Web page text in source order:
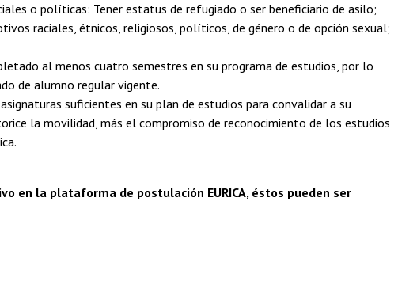
o políticas: Tener estatus de refugiado o ser beneficiario de asilo;
raciales, étnicos, religiosos, políticos, de género o de opción sexual;
al menos cuatro semestres en su programa de estudios, por lo
de alumno regular vigente.
suficientes en su plan de estudios para convalidar a su
la movilidad, más el compromiso de reconocimiento de los estudios
en la plataforma de postulación EURICA, éstos pueden ser